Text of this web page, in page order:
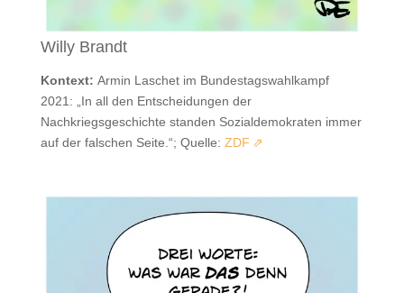
Willy Brandt
Kontext: Armin Laschet im Bundestagswahlkampf
2021: „In all den Entscheidungen der
Nachkriegsgeschichte standen Sozialdemokraten immer
auf der falschen Seite.“; Quelle: ZDF